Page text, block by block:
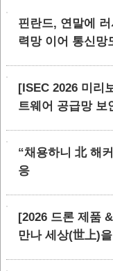
핀란드, 연말에
력망 이어 통신망
[ISEC 2026 미리
트웨어 공급망 보
“채용하니 北 해
응
[2026 드론 제품
만나 세상(世上)